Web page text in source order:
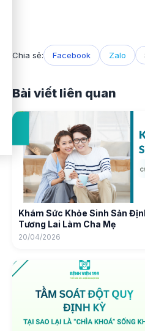
Chia sẻ: Facebook Zalo
Bài viết liên quan
Khám Sức Khỏe Sinh Sản
Tương Lai Làm Cha Mẹ
20/04/2026